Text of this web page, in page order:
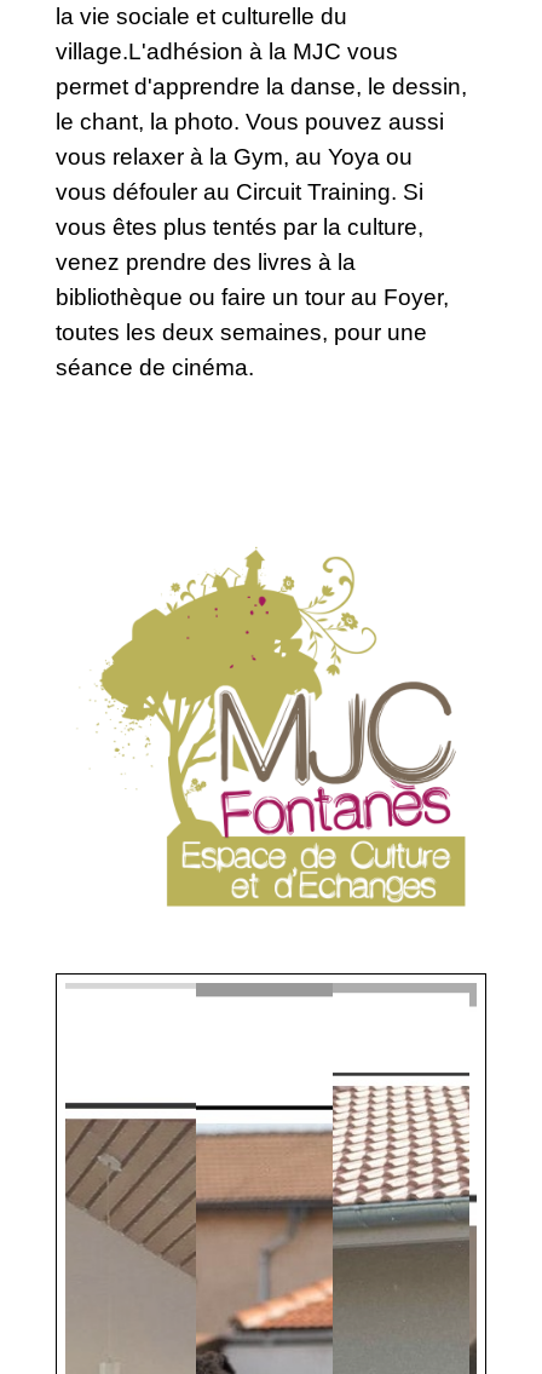
la vie sociale et culturelle du
village.L'adhésion à la MJC vous
permet d'apprendre la danse, le dessin,
le chant, la photo. Vous pouvez aussi
vous relaxer à la Gym, au Yoya ou
vous défouler au Circuit Training. Si
vous êtes plus tentés par la culture,
venez prendre des livres à la
bibliothèque ou faire un tour au Foyer,
toutes les deux semaines, pour une
séance de cinéma.